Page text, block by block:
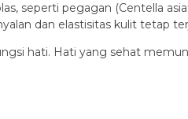
seperti pegagan (Centella
dan elastisitas kulit tetap
hati. Hati yang sehat